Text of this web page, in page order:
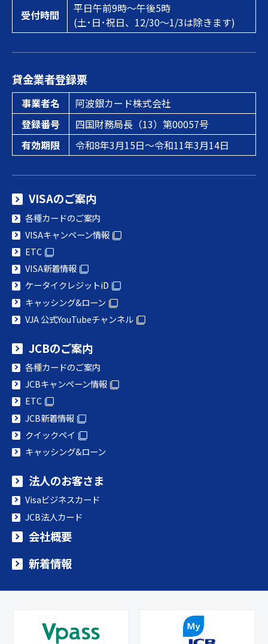
受付時間
平日午前9時～午後5時
(土･日･祝日、12/30～1/3は除きます)
貸金業者登録票
事業者名
阿波銀カード株式会社
登録番号
四国財務局長（13）第00057号
有効期限
令和8年3月15日～令和11年3月14日
VISAのご案内
各種カードのご案内
VISAキャンペーン情報
ETC
VISA新着情報
ケータイクレジットiD
キャッシング&ローン
VJA 公式YouTubeチャンネル
JCBのご案内
各種カードのご案内
JCBキャンペーン情報
ETC
JCB新着情報
クイックペイ
キャッシング&ローン
法人のお客さま
Visaビジネスカード
JCB法人カード
会社概要
新着情報